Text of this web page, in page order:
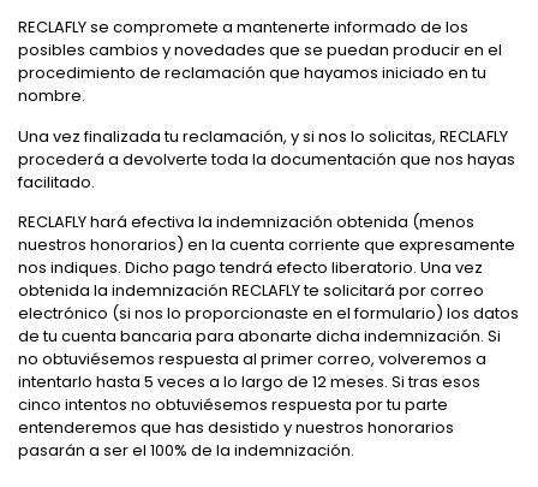
RECLAFLY se compromete a mantenerte informado de los
posibles cambios y novedades que se puedan producir en el
procedimiento de reclamación que hayamos iniciado en tu
nombre.
Una vez finalizada tu reclamación, y si nos lo solicitas, RECLAFLY
procederá a devolverte toda la documentación que nos hayas
facilitado.
RECLAFLY hará efectiva la indemnización obtenida (menos
nuestros honorarios) en la cuenta corriente que expresamente
nos indiques. Dicho pago tendrá efecto liberatorio. Una vez
obtenida la indemnización RECLAFLY te solicitará por correo
electrónico (si nos lo proporcionaste en el formulario) los datos
de tu cuenta bancaria para abonarte dicha indemnización. Si
no obtuviésemos respuesta al primer correo, volveremos a
intentarlo hasta 5 veces a lo largo de 12 meses. Si tras esos
cinco intentos no obtuviésemos respuesta por tu parte
entenderemos que has desistido y nuestros honorarios
pasarán a ser el 100% de la indemnización.